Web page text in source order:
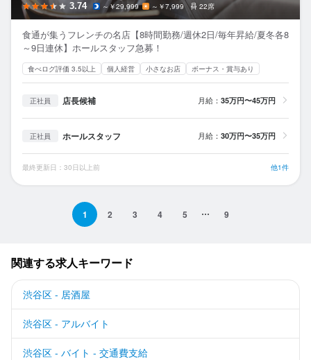
3.74 ～￥29,999 ～￥7,999 22席
食通が集うフレンチの名店【8時間勤務/週休2日/毎年昇給/夏冬各8
～9日連休】ホールスタッフ急募！
食べログ評価 3.5以上 個人経営 小さなお店 ボーナス・賞与あり
正社員 店長候補 月給： 35万円〜45万円
正社員 ホールスタッフ 月給： 30万円〜35万円
最終更新日：30日以上前 他1件
1 2 3 4 5 9
関連する求人キーワード
渋谷区 - 居酒屋
渋谷区 - アルバイト
渋谷区 - バイト - 交通費支給